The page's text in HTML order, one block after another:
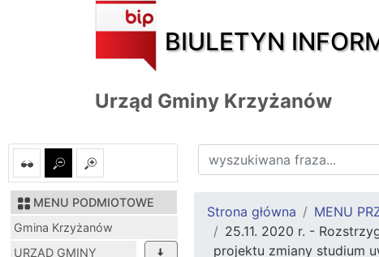
BIULETYN
Urząd Gminy Krzyżanów
MENU PODMIOTOWE
Gmina Krzyżanów
URZĄD GMINY
Strona główna MENU
25.11. 2020 r. -
projektu zmiany studium